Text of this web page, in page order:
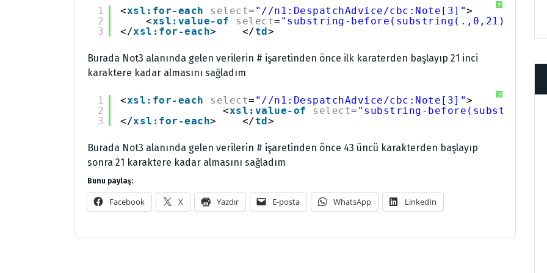
?
1
2
3
<xsl:for-each select= "//n1:DespatchAdvice/cbc:Note[3]"
<xsl:value-of select= "substring-before(substring(.,0,21),'#')"
</xsl:for-each>    </td>
Burada Not3 alanında gelen verilerin # işaretinden önce ilk karaterden başlayıp 21 inci
karaktere kadar almasını sağladım
?
1
2
3
<xsl:for-each select= "//n1:DespatchAdvice/cbc:Note[3]"
<xsl:value-of select= "substring-
</xsl:for-each>    </td>
Burada Not3 alanında gelen verilerin # işaretinden önce 43 üncü karakterden başlayıp
sonra 21 karaktere kadar almasını sağladım
Bunu paylaş:
Facebook X Yazdır E-posta WhatsApp LinkedIn